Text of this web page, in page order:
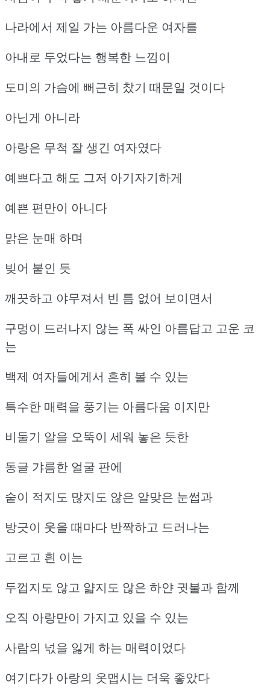
나라에서 제일 가는 아름다운 여자를
아내로 두었다는 행복한 느낌이
도미의 가슴에 뻐근히 찼기 때문일 것이다
아닌게 아니라
아랑은 무척 잘 생긴 여자였다
예쁘다고 해도 그저 아기자기하게
예쁜 편만이 아니다
맑은 눈매 하며
빚어 붙인 듯
깨끗하고 야무져서 빈 틈 없어 보이면서
구멍이 드러나지 않는 폭 싸인 아름답고 고운 코
는
백제 여자들에게서 흔히 볼 수 있는
특수한 매력을 풍기는 아름다움 이지만
비둘기 알을 오뚝이 세워 놓은 듯한
동글 갸름한 얼굴 판에
숱이 적지도 많지도 않은 알맞은 눈썹과
방긋이 웃을 때마다 반짝하고 드러나는
고르고 흰 이는
두껍지도 않고 얇지도 않은 하얀 귓불과 함께
오직 아랑만이 가지고 있을 수 있는
사람의 넋을 잃게 하는 매력이었다
여기다가 아랑의 옷맵시는 더욱 좋았다